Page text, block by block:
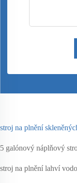
stroj na plnění
5 galónový náplňový
stroj na plnění lahví